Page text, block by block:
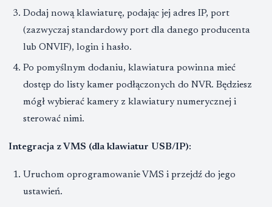
Dodaj nową klawiaturę, podając jej adres IP, port
(zazwyczaj standardowy port dla danego producenta
lub ONVIF), login i hasło.
Po pomyślnym dodaniu, klawiatura powinna mieć
dostęp do listy kamer podłączonych do NVR. Będziesz
mógł wybierać kamery z klawiatury numerycznej i
sterować nimi.
Integracja z VMS (dla klawiatur USB/IP):
Uruchom oprogramowanie VMS i przejdź do jego
ustawień.